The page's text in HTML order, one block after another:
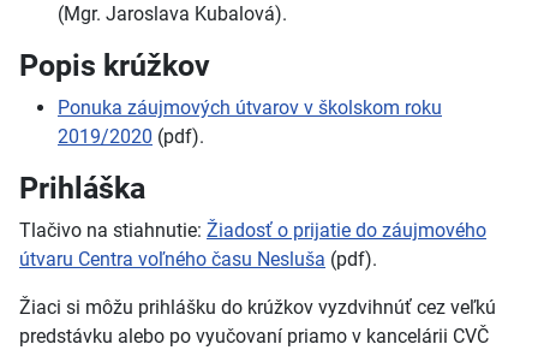
(Mgr. Jaroslava Kubalová).
Popis krúžkov
Ponuka záujmových útvarov v školskom roku
2019/2020 (pdf).
Prihláška
Tlačivo na stiahnutie: Žiadosť o prijatie do záujmového
útvaru Centra voľného času Nesluša (pdf).
Žiaci si môžu prihlášku do krúžkov vyzdvihnúť cez veľkú
predstávku alebo po vyučovaní priamo v kancelárii CVČ